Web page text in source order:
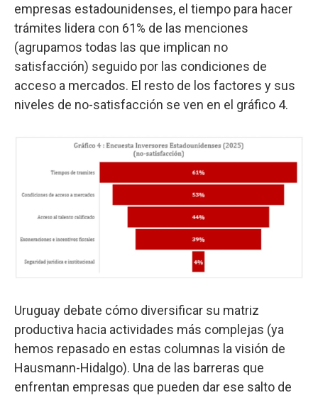
empresas estadounidenses, el tiempo para hacer
trámites lidera con 61% de las menciones
(agrupamos todas las que implican no
satisfacción) seguido por las condiciones de
acceso a mercados. El resto de los factores y sus
niveles de no-satisfacción se ven en el gráfico 4.
Uruguay debate cómo diversificar su matriz
productiva hacia actividades más complejas (ya
hemos repasado en estas columnas la visión de
Hausmann-Hidalgo). Una de las barreras que
enfrentan empresas que pueden dar ese salto de